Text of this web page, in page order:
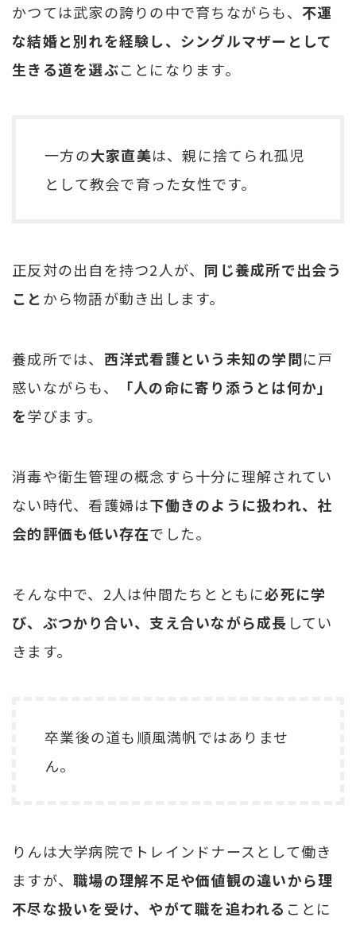
かつては武家の誇りの中で育ちながらも、 不運
な結婚と別れを経験し、シングルマザーとして
生きる道を選ぶことになります。
一方の大家直美は、親に捨てられ孤児
として教会で育った女性です。
正反対の出自を持つ2人が、 同じ養成所で出会う
こと から物語が動き出します。
養成所では、 西洋式看護という未知の学問に戸
惑いながらも、
「人の命に寄り添うとは何か」
を学びます。
消毒や衛生管理の概念すら十分に理解されてい
ない時代、看護婦は下働きのように扱われ、社
会的評価も低い存在でした。
そんな中で、2人は仲間たちとともに必死に学
び、ぶつかり合い、支え合いながら成長 してい
きます。
卒業後の道も順風満帆ではありませ
ん。
りんは大学病院でトレインドナースとして働き
ますが、職場の理解不足や価値観の違いから理
不尽な扱いを受け、やがて職を追われる ことに